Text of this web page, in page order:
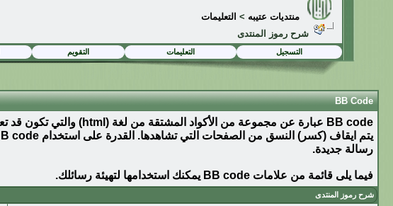
منتديات عتيبه > التعليمات
شرح رموز المنتدى
التسجيل التعليمات التقويم
BB Code
رسالة جديدة.
فيما يلى قائمة من علامات BB code يمكنك استخدامها لتهيئة رسائلك.
شرح رموز المنتدى